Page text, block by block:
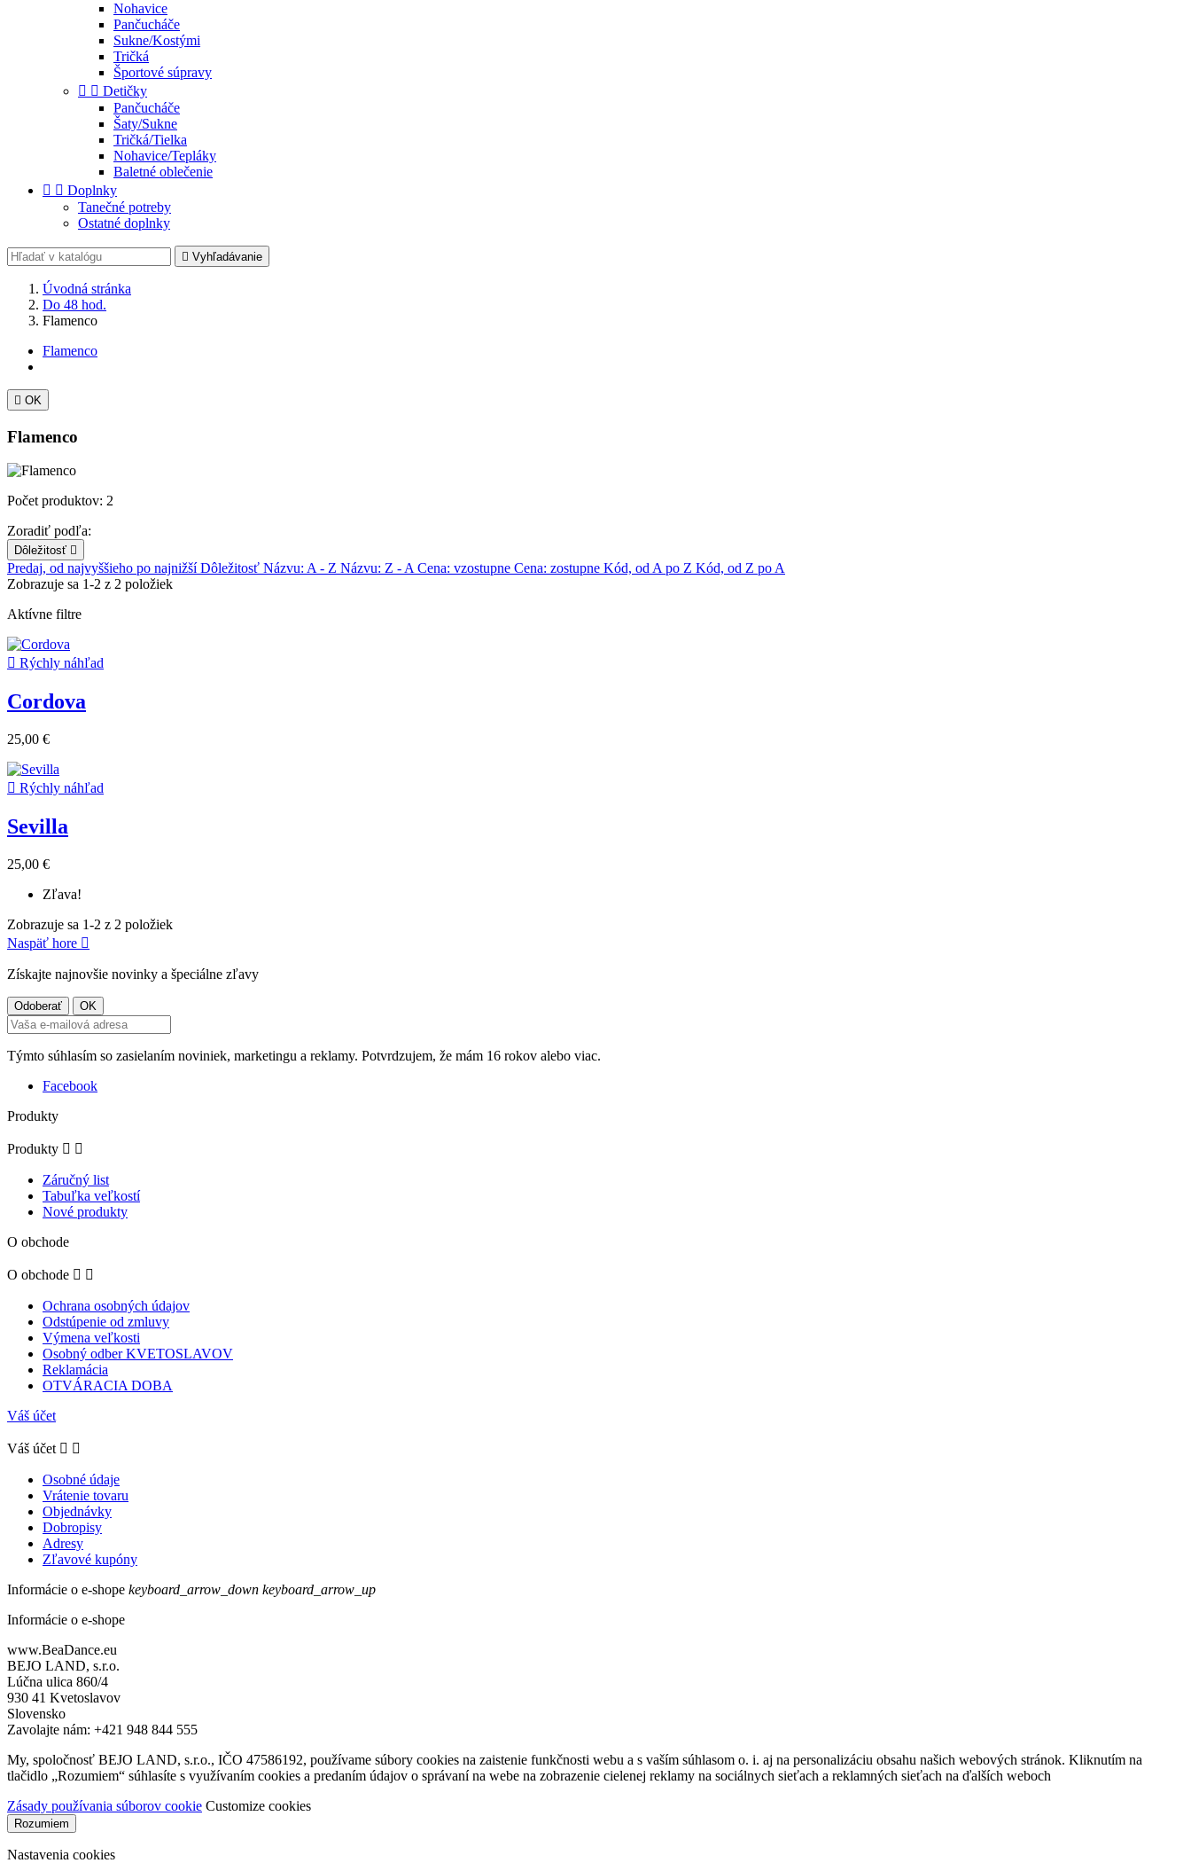
Nohavice
Pančucháče
Sukne/Kostými
Tričká
Športové súpravy
  Detičky
Pančucháče
Šaty/Sukne
Tričká/Tielka
Nohavice/Tepláky
Baletné oblečenie
  Doplnky
Tanečné potreby
Ostatné doplnky
 Vyhľadávanie
Úvodná stránka
Do 48 hod.
Flamenco
Flamenco
 OK
Flamenco
Počet produktov: 2
Zoradiť podľa:
Dôležitosť 
Predaj, od najvyššieho po najnižšíDôležitosť Názvu: A - Z Názvu: Z - ACena: vzostupne Cena: zostupne Kód, od A po Z Kód, od Z po A
Zobrazuje sa 1-2 z 2 položiek
Aktívne filtre
 Rýchly náhľad
Cordova
25,00 €
 Rýchly náhľad
Sevilla
25,00 €
Zľava!
Zobrazuje sa 1-2 z 2 položiek
Naspäť hore 
Získajte najnovšie novinky a špeciálne zľavy
Týmto súhlasím so zasielaním noviniek, marketingu a reklamy. Potvrdzujem, že mám 16 rokov alebo viac.
Facebook
Produkty
Produkty  
Záručný list
Tabuľka veľkostí
Nové produkty
O obchode
O obchode  
Ochrana osobných údajov
Odstúpenie od zmluvy
Výmena veľkosti
Osobný odber KVETOSLAVOV
Reklamácia
OTVÁRACIA DOBA
Váš účet
Váš účet  
Osobné údaje
Vrátenie tovaru
Objednávky
Dobropisy
Adresy
Zľavové kupóny
Informácie o e-shope keyboard_arrow_down keyboard_arrow_up
Informácie o e-shope
www.BeaDance.eu
BEJO LAND, s.r.o.
Lúčna ulica 860/4
930 41 Kvetoslavov
Slovensko
Zavolajte nám: +421 948 844 555
My, spoločnosť BEJO LAND, s.r.o., IČO 47586192, používame súbory cookies na zaistenie funkčnosti webu a s vaším súhlasom o. i. aj na personalizáciu obsahu našich webových stránok. Kliknutím na
tlačidlo „Rozumiem“ súhlasíte s využívaním cookies a predaním údajov o správaní na webe na zobrazenie cielenej reklamy na sociálnych sieťach a reklamných sieťach na ďalších weboch
Zásady používania súborov cookie Customize cookies
Rozumiem
Nastavenia cookies